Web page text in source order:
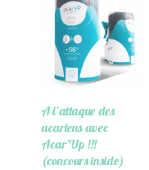
A l’attaque des
acariens avec
Acar’Up !!!
(concours inside)